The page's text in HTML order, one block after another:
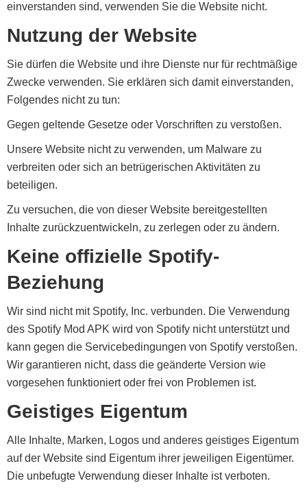
einverstanden sind, verwenden Sie die Website nicht.
Nutzung der Website
Sie dürfen die Website und ihre Dienste nur für rechtmäßige
Zwecke verwenden. Sie erklären sich damit einverstanden,
Folgendes nicht zu tun:
Gegen geltende Gesetze oder Vorschriften zu verstoßen.
Unsere Website nicht zu verwenden, um Malware zu
verbreiten oder sich an betrügerischen Aktivitäten zu
beteiligen.
Zu versuchen, die von dieser Website bereitgestellten
Inhalte zurückzuentwickeln, zu zerlegen oder zu ändern.
Keine offizielle Spotify-
Beziehung
Wir sind nicht mit Spotify, Inc. verbunden. Die Verwendung
des Spotify Mod APK wird von Spotify nicht unterstützt und
kann gegen die Servicebedingungen von Spotify verstoßen.
Wir garantieren nicht, dass die geänderte Version wie
vorgesehen funktioniert oder frei von Problemen ist.
Geistiges Eigentum
Alle Inhalte, Marken, Logos und anderes geistiges Eigentum
auf der Website sind Eigentum ihrer jeweiligen Eigentümer.
Die unbefugte Verwendung dieser Inhalte ist verboten.